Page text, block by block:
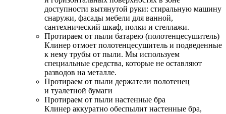
доступности вытянутой руки: стиральную машину
снаружи, фасады мебели для ванной,
сантехнический шкаф, полки и стеллажи.
Протираем от пыли батарею (полотенцесушитель)
Клинер отмоет полотенцесушитель и подведенные
к нему трубы от пыли. Мы используем
специальные средства, которые не оставляют
разводов на металле.
Протираем от пыли держатели полотенец
и туалетной бумаги
Протираем от пыли настенные бра
Клинер аккуратно обеспылит настенные бра,